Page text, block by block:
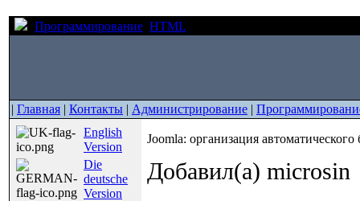
Программирование HTML
| Главная | Контакты | Администрирование |
English
Version
Die
deutsche
Version
Joomla: организация
Добавил(а) microsin